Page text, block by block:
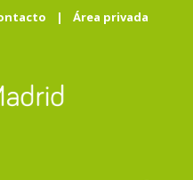
| Área privada